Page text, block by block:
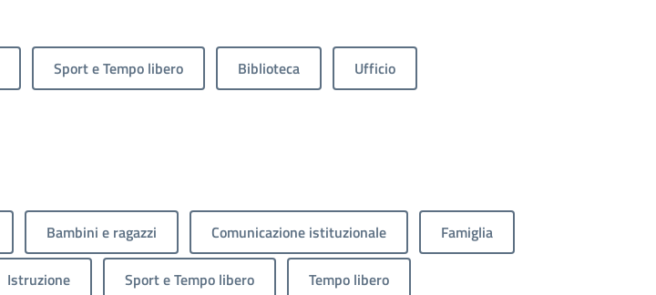
Sport e Tempo libero Biblioteca Ufficio
Bambini e ragazzi Comunicazione istituzionale Famiglia
Istruzione Sport e Tempo libero Tempo libero